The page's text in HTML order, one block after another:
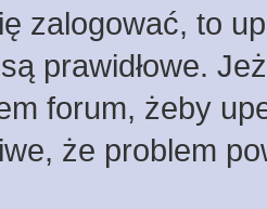
zalogować, to
są prawidłowe.
forum, żeby
że problem